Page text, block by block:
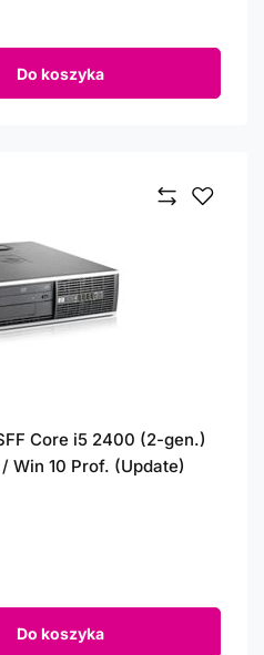
Do koszyka
Core i5 2400 (2-gen.)
Win 10 Prof. (Update)
Do koszyka